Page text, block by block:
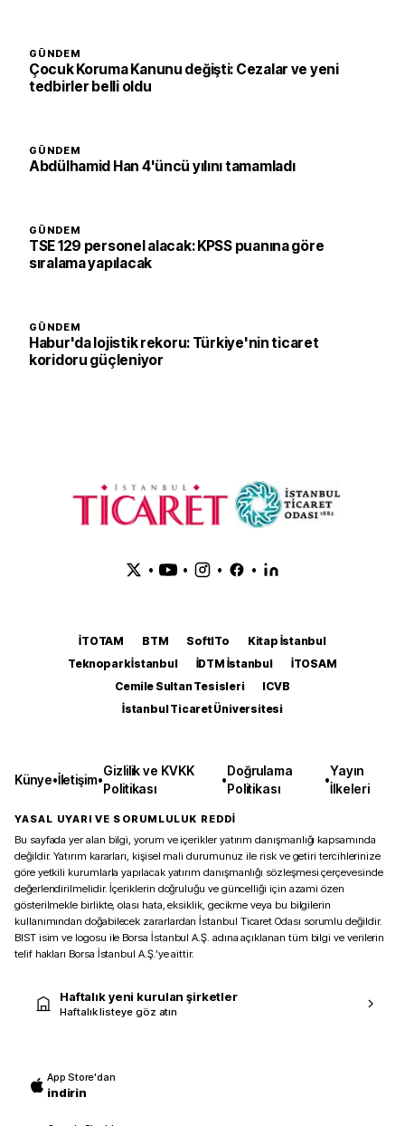
GÜNDEM
Çocuk Koruma Kanunu değişti: Cezalar ve yeni
tedbirler belli oldu
GÜNDEM
Abdülhamid Han 4'üncü yılını tamamladı
GÜNDEM
TSE 129 personel alacak: KPSS puanına göre
sıralama yapılacak
GÜNDEM
Habur'da lojistik rekoru: Türkiye'nin ticaret
koridoru güçleniyor
• • • •
İTOTAM BTM SoftITo
Kitap İstanbul
Teknopark İstanbul
İDTM İstanbul
İTOSAM
Cemile Sultan Tesisleri
ICVB
İstanbul Ticaret Üniversitesi
Künye•İletişim•
Gizlilik ve KVKK
Politikası
•
Doğrulama
Politikası
•
Yayın
İlkeleri
YASAL UYARI VE SORUMLULUK REDDİ
Bu sayfada yer alan bilgi, yorum ve içerikler yatırım danışmanlığı kapsamında
değildir. Yatırım kararları, kişisel mali durumunuz ile risk ve getiri tercihlerinize
göre yetkili kurumlarla yapılacak yatırım danışmanlığı sözleşmesi çerçevesinde
değerlendirilmelidir. İçeriklerin doğruluğu ve güncelliği için azami özen
gösterilmekle birlikte, olası hata, eksiklik, gecikme veya bu bilgilerin
kullanımından doğabilecek zararlardan İstanbul Ticaret Odası sorumlu değildir.
BIST isim ve logosu ile Borsa İstanbul A.Ş. adına açıklanan tüm bilgi ve verilerin
telif hakları Borsa İstanbul A.Ş.’ye aittir.
Haftalık yeni kurulan şirketler
Haftalık listeye göz atın
App Store'dan
indirin